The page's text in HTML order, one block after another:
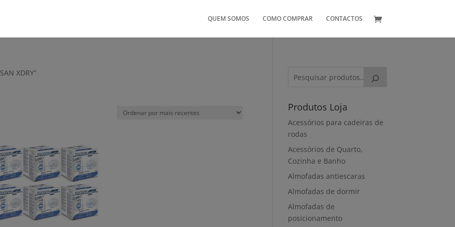
QUEM SOMOS COMO COMPRAR CONTACTOS
XDRY”
Produtos Loja
Acessórios para cadeiras de
rodas
Acessórios de Quarto,
Cozinha e Banho
Almofadas antiescaras
Almofadas de dormir
Almofadas de
posicionamento